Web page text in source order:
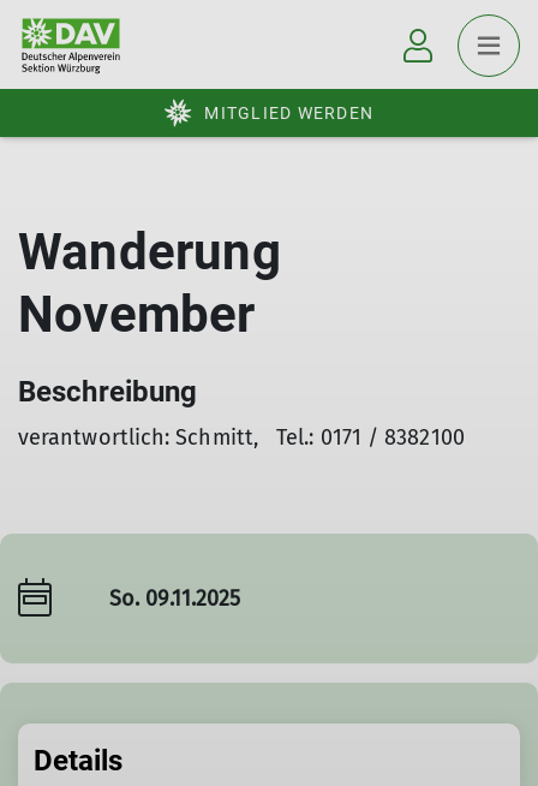
MITGLIED WERDEN
Wanderung
November
Beschreibung
verantwortlich: Schmitt, Tel.: 0171 / 8382100
So. 09.11.2025
Details